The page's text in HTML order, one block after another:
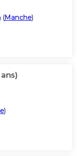
(Manche)
)